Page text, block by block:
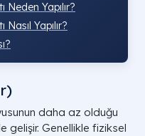
Yapılır?
Yapılır?
daha az olduğu
gelişir. Genellikle fiziksel